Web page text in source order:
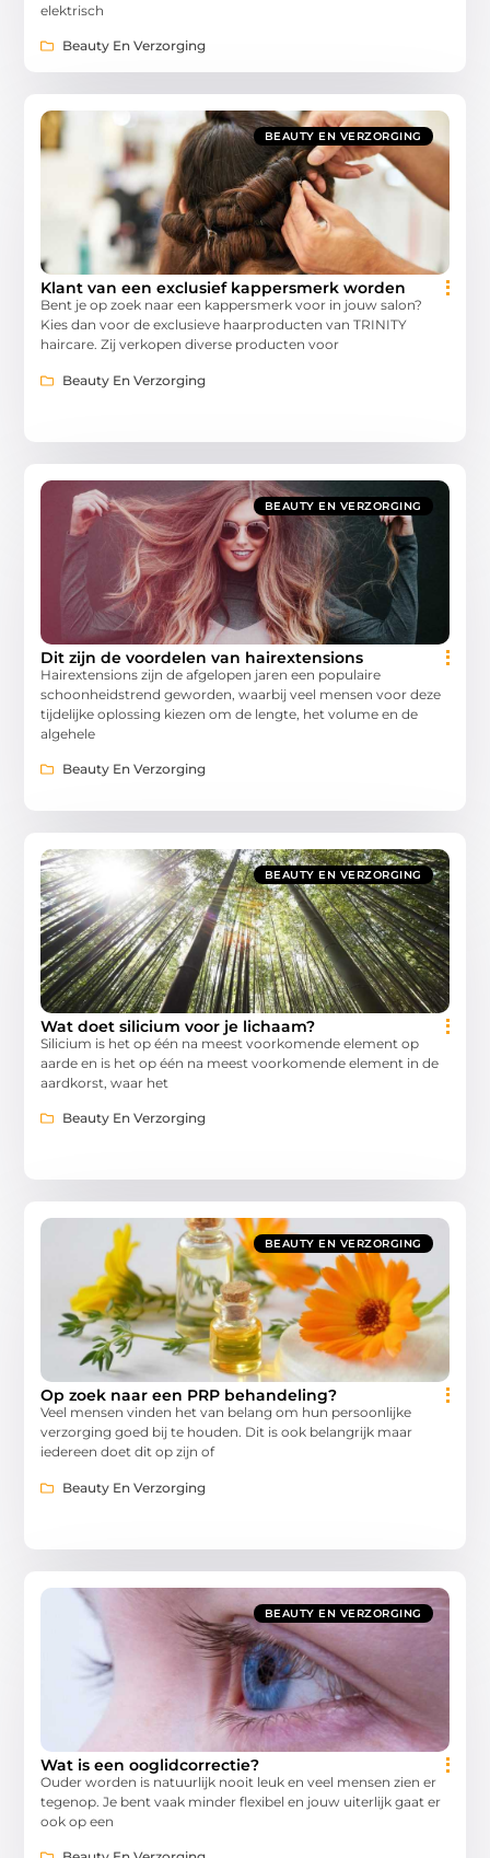
elektrisch
Beauty En Verzorging
BEAUTY EN VERZORGING
Klant van een exclusief kappersmerk worden
Bent je op zoek naar een kappersmerk voor in jouw salon?
Kies dan voor de exclusieve haarproducten van TRINITY
haircare. Zij verkopen diverse producten voor
Beauty En Verzorging
BEAUTY EN VERZORGING
Dit zijn de voordelen van hairextensions
Hairextensions zijn de afgelopen jaren een populaire
schoonheidstrend geworden, waarbij veel mensen voor deze
tijdelijke oplossing kiezen om de lengte, het volume en de
algehele
Beauty En Verzorging
BEAUTY EN VERZORGING
Wat doet silicium voor je lichaam?
Silicium is het op één na meest voorkomende element op
aarde en is het op één na meest voorkomende element in de
aardkorst, waar het
Beauty En Verzorging
BEAUTY EN VERZORGING
Op zoek naar een PRP behandeling?
Veel mensen vinden het van belang om hun persoonlijke
verzorging goed bij te houden. Dit is ook belangrijk maar
iedereen doet dit op zijn of
Beauty En Verzorging
BEAUTY EN VERZORGING
Wat is een ooglidcorrectie?
Ouder worden is natuurlijk nooit leuk en veel mensen zien er
tegenop. Je bent vaak minder flexibel en jouw uiterlijk gaat er
ook op een